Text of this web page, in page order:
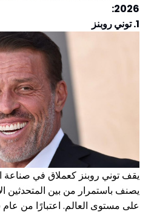
2026:
1. توني روبنز
يقف توني روبنز كعملاق في
يصنف باستمرار من بين المتحدثين